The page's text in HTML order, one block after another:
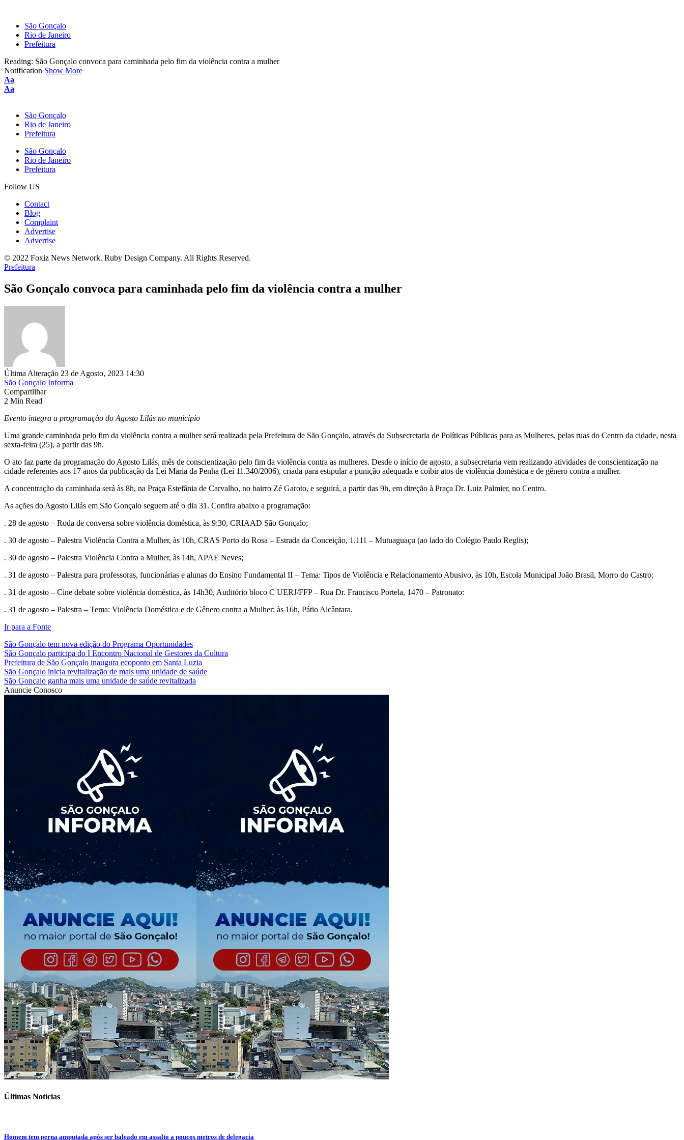
São Gonçalo
Rio de Janeiro
Prefeitura
Reading: São Gonçalo convoca para caminhada pelo fim da violência contra a mulher
Notification Show More
Aa
Aa
São Gonçalo
Rio de Janeiro
Prefeitura
São Gonçalo
Rio de Janeiro
Prefeitura
Follow US
Contact
Blog
Complaint
Advertise
Advertise
© 2022 Foxiz News Network. Ruby Design Company. All Rights Reserved.
Prefeitura
São Gonçalo convoca para caminhada pelo fim da violência contra a mulher
Última Alteração 23 de Agosto, 2023 14:30
São Gonçalo Informa
Compartilhar
2 Min Read
Evento integra a programação do Agosto Lilás no município
Uma grande caminhada pelo fim da violência contra a mulher será realizada pela Prefeitura de São Gonçalo, através da Subsecretaria de Políticas Públicas para as Mulheres, pelas ruas do Centro da cidade, nesta
sexta-feira (25), a partir das 9h.
O ato faz parte da programação do Agosto Lilás, mês de conscientização pelo fim da violência contra as mulheres. Desde o início de agosto, a subsecretaria vem realizando atividades de conscientização na
cidade referentes aos 17 anos da publicação da Lei Maria da Penha (Lei 11.340/2006), criada para estipular a punição adequada e coibir atos de violência doméstica e de gênero contra a mulher.
A concentração da caminhada será às 8h, na Praça Estefânia de Carvalho, no bairro Zé Garoto, e seguirá, a partir das 9h, em direção à Praça Dr. Luiz Palmier, no Centro.
As ações do Agosto Lilás em São Gonçalo seguem até o dia 31. Confira abaixo a programação:
. 28 de agosto – Roda de conversa sobre violência doméstica, às 9:30, CRIAAD São Gonçalo;
. 30 de agosto – Palestra Violência Contra a Mulher, às 10h, CRAS Porto do Rosa – Estrada da Conceição, 1.111 – Mutuaguaçu (ao lado do Colégio Paulo Reglis);
. 30 de agosto – Palestra Violência Contra a Mulher, às 14h, APAE Neves;
. 31 de agosto – Palestra para professoras, funcionárias e alunas do Ensino Fundamental II – Tema: Tipos de Violência e Relacionamento Abusivo, às 10h, Escola Municipal João Brasil, Morro do Castro;
. 31 de agosto – Cine debate sobre violência doméstica, às 14h30, Auditório bloco C UERJ/FFP – Rua Dr. Francisco Portela, 1470 – Patronato:
. 31 de agosto – Palestra – Tema: Violência Doméstica e de Gênero contra a Mulher; às 16h, Pátio Alcântara.
Ir para a Fonte
São Gonçalo tem nova edição do Programa Oportunidades
São Gonçalo participa do I Encontro Nacional de Gestores da Cultura
Prefeitura de São Gonçalo inaugura ecoponto em Santa Luzia
São Gonçalo inicia revitalização de mais uma unidade de saúde
São Gonçalo ganha mais uma unidade de saúde revitalizada
Anuncie Conosco
Últimas Notícias
Homem tem perna amputada após ser baleado em assalto a poucos metros de delegacia